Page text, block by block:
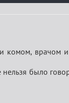
комом, врачом
было